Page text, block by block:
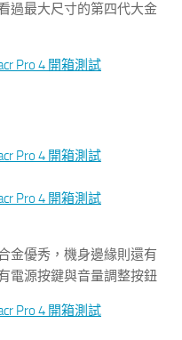
過最大尺寸的第四代大金
金優秀，機身邊緣則還有
電源按鍵與音量調整按鈕